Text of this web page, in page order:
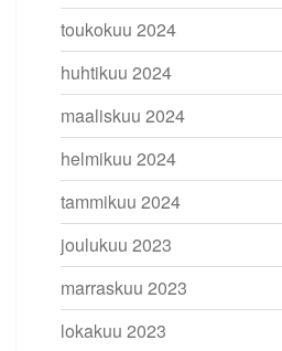
toukokuu 2024
huhtikuu 2024
maaliskuu 2024
helmikuu 2024
tammikuu 2024
joulukuu 2023
marraskuu 2023
lokakuu 2023